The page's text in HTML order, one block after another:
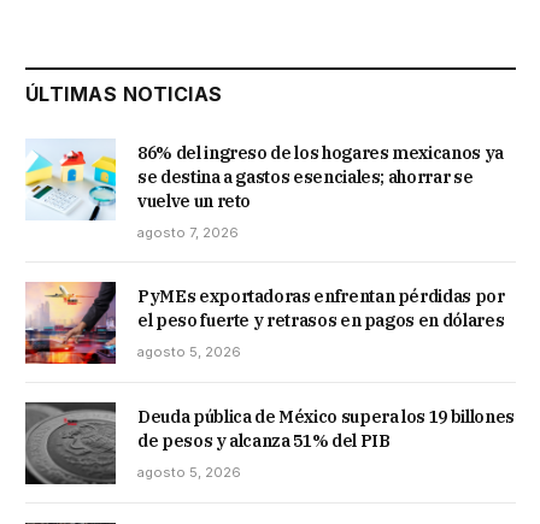
ÚLTIMAS NOTICIAS
86% del ingreso de los hogares mexicanos ya
se destina a gastos esenciales; ahorrar se
vuelve un reto
agosto 7, 2026
PyMEs exportadoras enfrentan pérdidas por
el peso fuerte y retrasos en pagos en dólares
agosto 5, 2026
Deuda pública de México supera los 19 billones
de pesos y alcanza 51% del PIB
agosto 5, 2026